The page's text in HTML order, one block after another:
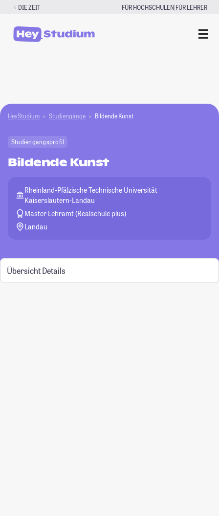
Zum
springen
DIE ZEIT FÜR HOCHSCHULEN|FÜR LEHRER
HeyStudium Studiengänge Bildende Kunst
Studiengangsprofil
Bildende Kunst
Rheinland-Pfälzische Technische Universität
Kaiserslautern-Landau
Master Lehramt (Realschule plus)
Landau
Übersicht Details